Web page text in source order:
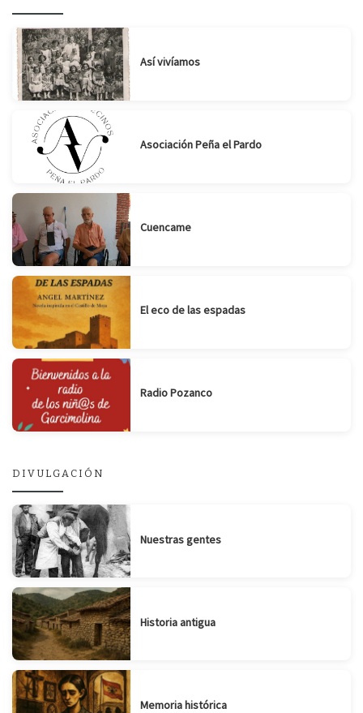
Así vivíamos
Asociación Peña el Pardo
Cuencame
El eco de las espadas
Radio Pozanco
DIVULGACIÓN
Nuestras gentes
Historia antigua
Memoria histórica